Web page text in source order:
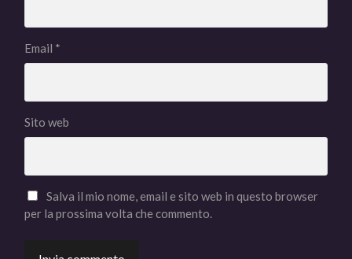
Email *
Sito web
Salva il mio nome, email e sito web in questo browser
per la prossima volta che commento.